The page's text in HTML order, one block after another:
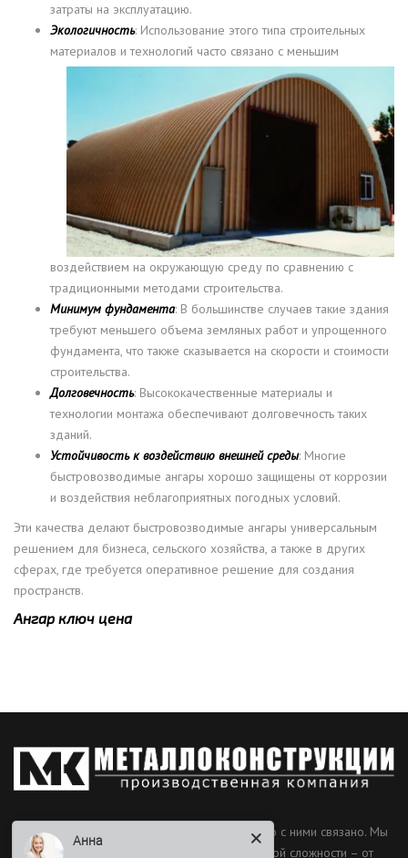
затраты на эксплуатацию.
Экологичность: Использование этого типа строительных
материалов и технологий часто связано с меньшим
воздействием на окружающую среду по сравнению с
традиционными методами строительства.
Минимум фундамента: В большинстве случаев такие здания
требуют меньшего объема земляных работ и упрощенного
фундамента, что также сказывается на скорости и стоимости
строительства.
Долговечность: Высококачественные материалы и
технологии монтажа обеспечивают долговечность таких
зданий.
Устойчивость к воздействию внешней среды: Многие
быстровозводимые ангары хорошо защищены от коррозии
и воздействия неблагоприятных погодных условий.
Эти качества делают быстровозводимые ангары универсальным
решением для бизнеса, сельского хозяйства, а также в других
сферах, где требуется оперативное решение для создания
пространств.
Ангар ключ цена
Наш профиль – металлоконструкции и все, что с ними связано. Мы
производим оригинальные и типовые МК любой сложности – от
Анна